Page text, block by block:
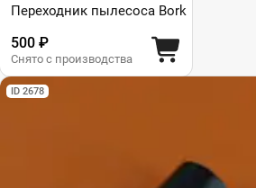
Переходник пылесоса Bork
500 ₽
Снято с производства
ID 2678